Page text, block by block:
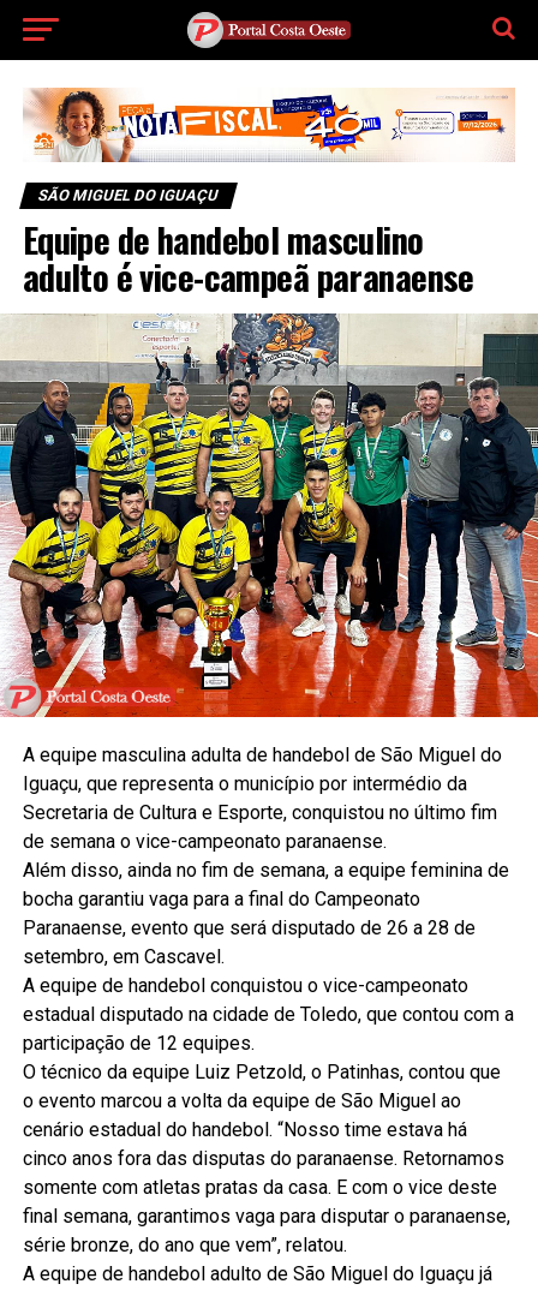
SÃO MIGUEL DO IGUAÇU
Equipe de handebol masculino
adulto é vice-campeã paranaense
A equipe masculina adulta de handebol de São Miguel do
Iguaçu, que representa o município por intermédio da
Secretaria de Cultura e Esporte, conquistou no último fim
de semana o vice-campeonato paranaense.
Além disso, ainda no fim de semana, a equipe feminina de
bocha garantiu vaga para a final do Campeonato
Paranaense, evento que será disputado de 26 a 28 de
setembro, em Cascavel.
A equipe de handebol conquistou o vice-campeonato
estadual disputado na cidade de Toledo, que contou com a
participação de 12 equipes.
O técnico da equipe Luiz Petzold, o Patinhas, contou que
o evento marcou a volta da equipe de São Miguel ao
cenário estadual do handebol. “Nosso time estava há
cinco anos fora das disputas do paranaense. Retornamos
somente com atletas pratas da casa. E com o vice deste
final semana, garantimos vaga para disputar o paranaense,
série bronze, do ano que vem”, relatou.
A equipe de handebol adulto de São Miguel do Iguaçu já